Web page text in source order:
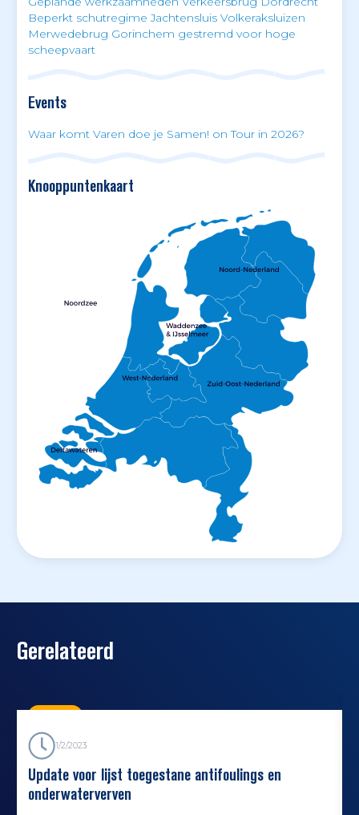
Beperkt schutregime Jachtensluis Volkeraksluizen
Merwedebrug Gorinchem gestremd voor hoge
scheepvaart
Events
Waar komt Varen doe je Samen! on Tour in 2026?
Knooppuntenkaart
Gerelateerd
1/2/2023
Update voor lijst toegestane antifoulings en
onderwaterverven